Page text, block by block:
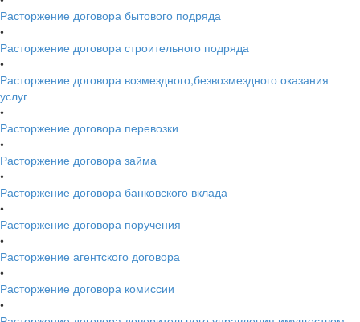
Расторжение договора бытового подряда
•
Расторжение договора строительного подряда
•
Расторжение договора возмездного,безвозмездного оказания
услуг
•
Расторжение договора перевозки
•
Расторжение договора займа
•
Расторжение договора банковского вклада
•
Расторжение договора поручения
•
Расторжение агентского договора
•
Расторжение договора комиссии
•